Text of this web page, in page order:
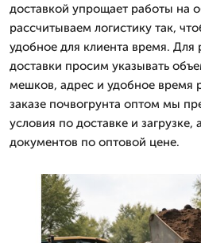
доставкой упрощает работы на
рассчитываем логистику так,
удобное для клиента время. Для
доставки просим указывать
мешков, адрес и удобное время
заказе почвогрунта оптом мы
условия по доставке и
документов по оптовой цене.